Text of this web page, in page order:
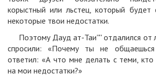
корыстный или льстец, который будет
некоторые твои недостатки.
Поэтому Дауд ат-Таи'"' отдалился от
спросили: «Почему ты не
ответил: «А что мне делать с теми, кто
на мои недостатки?»